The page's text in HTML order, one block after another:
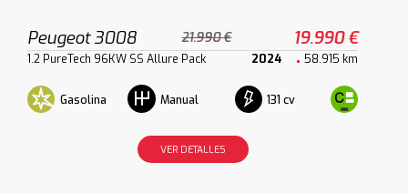
Peugeot 3008 21.990 € 19.990 €
1.2 PureTech 96KW SS Allure Pack 2024 58.915 km
Gasolina Manual 131 cv
VER DETALLES